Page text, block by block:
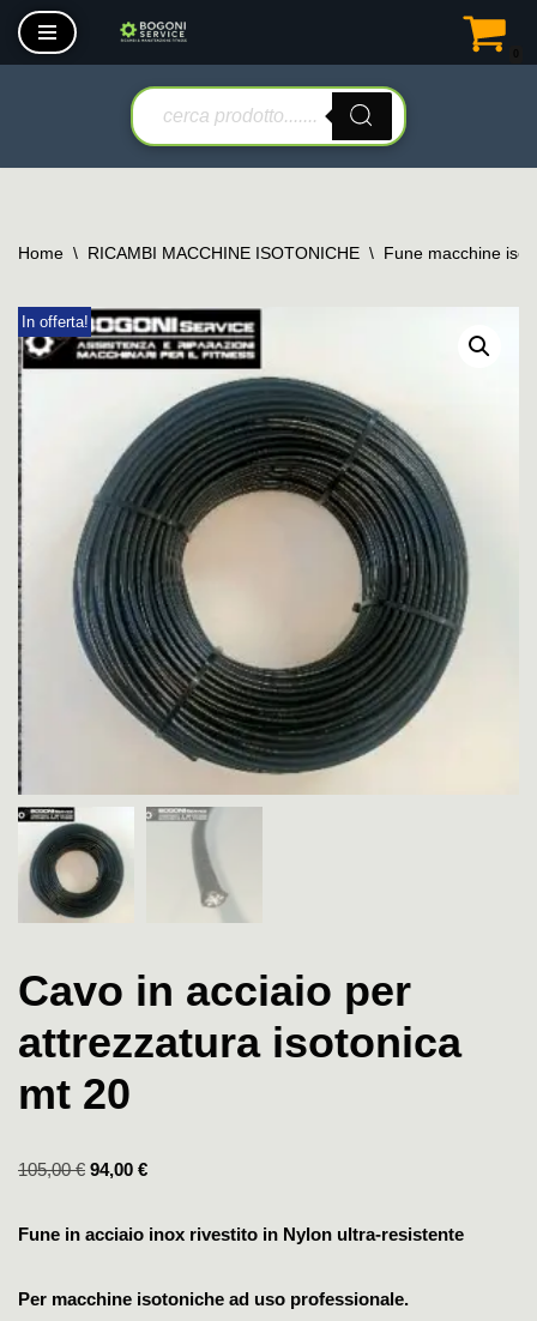
Vai
Home \ RICAMBI MACCHINE ISOTONICHE \ Fune macchine
In offerta!
Cavo in acciaio per
attrezzatura isotonica
mt 20
105,00€ 94,00 €
Fune in acciaio inox rivestito in Nylon ultra-resistente
Per macchine isotoniche ad uso professionale.